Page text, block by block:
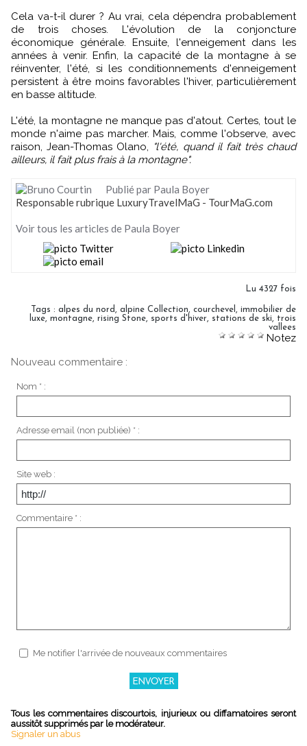
Cela va-t-il durer ? Au vrai, cela dépendra probablement
de trois choses. L'évolution de la conjoncture
économique générale. Ensuite, l'enneigement dans les
années à venir. Enfin, la capacité de la montagne à se
réinventer, l'été, si les conditionnements d'enneigement
persistent à être moins favorables l'hiver, particulièrement
en basse altitude.
L'été, la montagne ne manque pas d'atout. Certes, tout le
monde n'aime pas marcher. Mais, comme l'observe, avec
raison, Jean-Thomas Olano, "l'été, quand il fait très chaud
ailleurs, il fait plus frais à la montagne".
Publié par Paula Boyer
Responsable rubrique LuxuryTravelMaG - TourMaG.com
Voir tous les articles de Paula Boyer
Lu 4327 fois
Tags : alpes du nord, alpine Collection, courchevel , immobilier de
luxe, montagne, rising Stone, sports d'hiver, stations de ski, trois
vallees
Notez
Nouveau commentaire :
Nom * :
Adresse email (non publiée) * :
Site web :
Commentaire * :
Me notifier l'arrivée de nouveaux commentaires
Tous les commentaires discourtois, injurieux ou diffamatoires seront
aussitôt supprimés par le modérateur.
Signaler un abus